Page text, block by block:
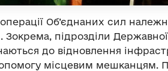
Об’єднаних сил
Зокрема, підрозділи
до відновлення
місцевим мешканцям.